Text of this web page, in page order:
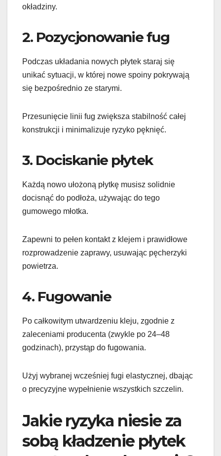
okładziny.
2. Pozycjonowanie fug
Podczas układania nowych płytek staraj się
unikać sytuacji, w której nowe spoiny pokrywają
się bezpośrednio ze starymi.
Przesunięcie linii fug zwiększa stabilność całej
konstrukcji i minimalizuje ryzyko pęknięć.
3. Dociskanie płytek
Każdą nowo ułożoną płytkę musisz solidnie
docisnąć do podłoża, używając do tego
gumowego młotka.
Zapewni to pełen kontakt z klejem i prawidłowe
rozprowadzenie zaprawy, usuwając pęcherzyki
powietrza.
4. Fugowanie
Po całkowitym utwardzeniu kleju, zgodnie z
zaleceniami producenta (zwykle po 24–48
godzinach), przystąp do fugowania.
Użyj wybranej wcześniej fugi elastycznej, dbając
o precyzyjne wypełnienie wszystkich szczelin.
Jakie ryzyka niesie za
sobą kładzenie płytek